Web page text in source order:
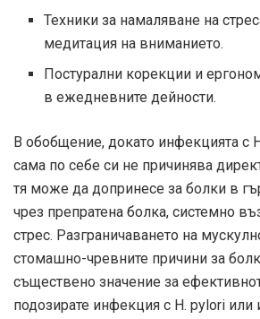
Техники за намаляване на
медитация на вниманието.
Постурални корекции и
в ежедневните дейности.
В обобщение, докато инфекцията с
сама по себе си не причинява
тя може да допринесе за болки в
чрез препратена болка, системно
стрес. Разграничаването на
стомашно-чревните причини за
съществено значение за
подозирате инфекция с H. pylori или